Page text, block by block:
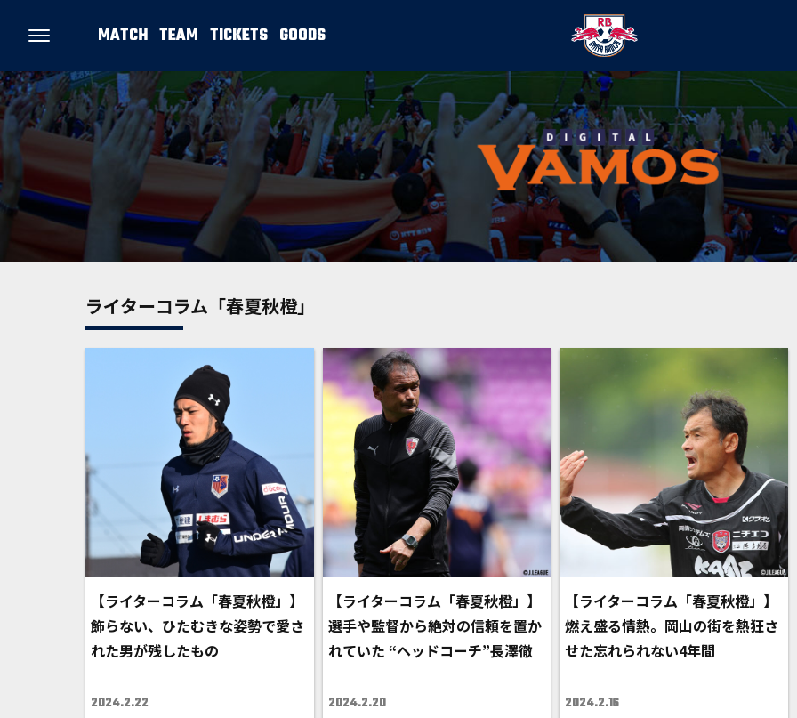
MATCH TEAM TICKETS GOODS
ライターコラム「春夏秋橙」
【ライターコラム「春夏秋橙」】
飾らない、ひたむきな姿勢で愛さ
れた男が残したもの
2024.2.22
【ライターコラム「春夏秋橙」】
選手や監督から絶対の信頼を置か
れていた “ヘッドコーチ”長澤徹
2024.2.20
【ライターコラム「春夏秋橙」】
燃え盛る情熱。岡山の街を熱狂さ
せた忘れられない4年間
2024.2.16